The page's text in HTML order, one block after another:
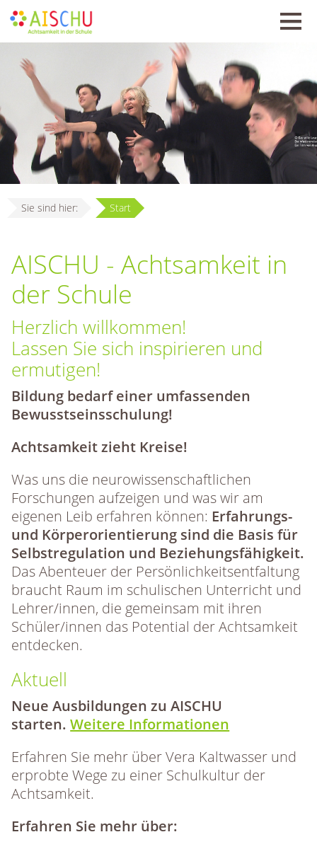
Sie sind hier: Start
AISCHU - Achtsamkeit in
der Schule
Herzlich willkommen!
Lassen Sie sich inspirieren und
ermutigen!
Bildung bedarf einer umfassenden
Bewusstseinsschulung!
Achtsamkeit zieht Kreise!
Was uns die neurowissenschaftlichen
Forschungen aufzeigen und was wir am
eigenen Leib erfahren können: Erfahrungs-
und Körperorientierung sind die Basis für
Selbstregulation und Beziehungsfähigkeit.
Das Abenteuer der Persönlichkeitsentfaltung
braucht Raum im schulischen Unterricht und
Lehrer/innen, die gemeinsam mit ihren
Schüler/innen das Potential der Achtsamkeit
entdecken.
Aktuell
Neue Ausbildungen zu AISCHU
starten.Weitere Informationen
Erfahren Sie mehr über Vera Kaltwasser und
erprobte Wege zu einer Schulkultur der
Achtsamkeit.
Erfahren Sie mehr über: